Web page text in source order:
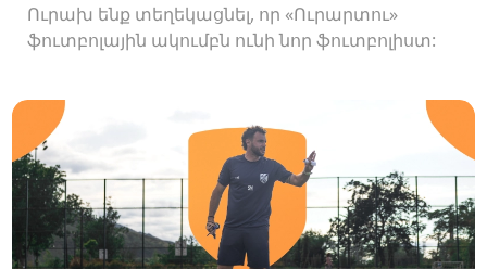
Ուրախ ենք տեղեկացնել, որ «Ուրարտու»
ֆուտբոլային ակումբն ունի նոր ֆուտբոլիստ: